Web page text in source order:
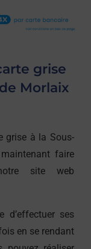
grise
Morlaix
grise à la Sous-
faire
site web
d’effectuer ses
en se rendant